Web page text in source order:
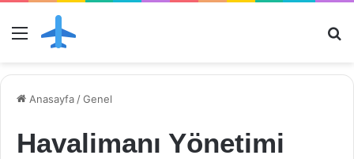
Menü
Anasayfa /Genel
Havalimanı Yönetimi